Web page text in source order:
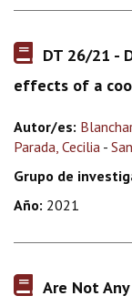
DT 26/21 -
effects of a
Autor/es:
Parada, Cecilia -
Grupo de
Año: 2021
Are Not